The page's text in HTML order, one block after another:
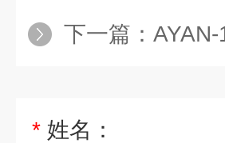
下一篇： AYAN-
* 姓名：